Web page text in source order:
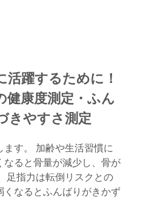
活躍するために！
健康度測定・ふん
きやすさ測定
す。 加齢や生活習慣に
なると骨量が減少し、骨が
足指力は転倒リスクとの
くなるとふんばりがきかず